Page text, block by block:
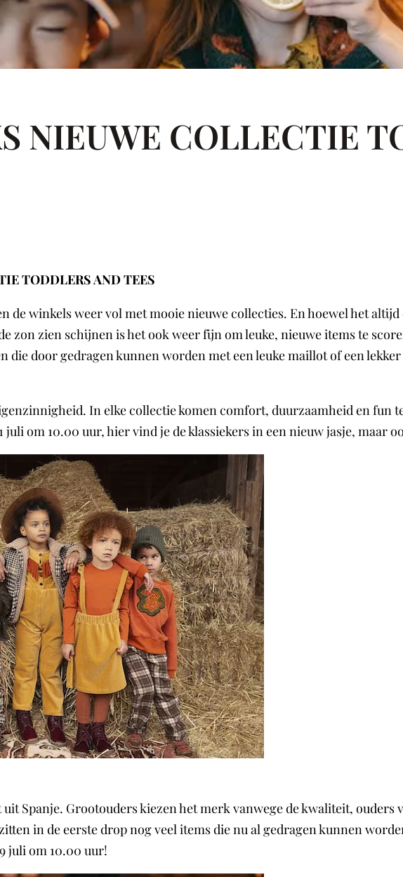
NIEUWE COLLECTIE
TODDLERS AND TEES
de winkels weer vol met mooie nieuwe collecties. En hoewel het
zon zien schijnen is het ook weer fijn om leuke, nieuwe items te
die door gedragen kunnen worden met een leuke maillot of een
In elke collectie komen comfort, duurzaamheid en fun
juli om 10.00 uur, hier vind je de klassiekers in een nieuw jasje, maar
Spanje. Grootouders kiezen het merk vanwege de kwaliteit,
in de eerste drop nog veel items die nu al gedragen kunnen
juli om 10.00 uur!